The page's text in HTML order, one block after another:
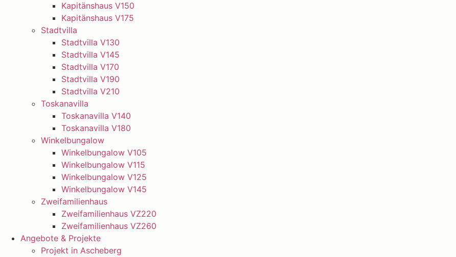
Kapitänshaus V150
Kapitänshaus V175
Stadtvilla
Stadtvilla V130
Stadtvilla V145
Stadtvilla V170
Stadtvilla V190
Stadtvilla V210
Toskanavilla
Toskanavilla V140
Toskanavilla V180
Winkelbungalow
Winkelbungalow V105
Winkelbungalow V115
Winkelbungalow V125
Winkelbungalow V145
Zweifamilienhaus
Zweifamilienhaus VZ220
Zweifamilienhaus VZ260
Angebote & Projekte
Projekt in Ascheberg